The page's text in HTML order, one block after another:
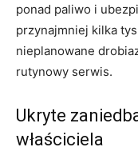
ponad paliwo i
przynajmniej kilka
nieplanowane
rutynowy serwis.
Ukryte
właściciela